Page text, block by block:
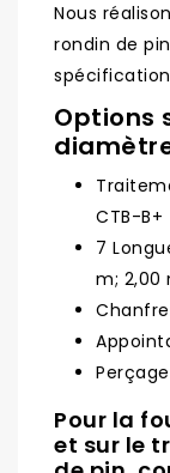
Nous
rondin de
Options
CTB-B+
7
m; 2,00
Perçage
Pour la
et sur le